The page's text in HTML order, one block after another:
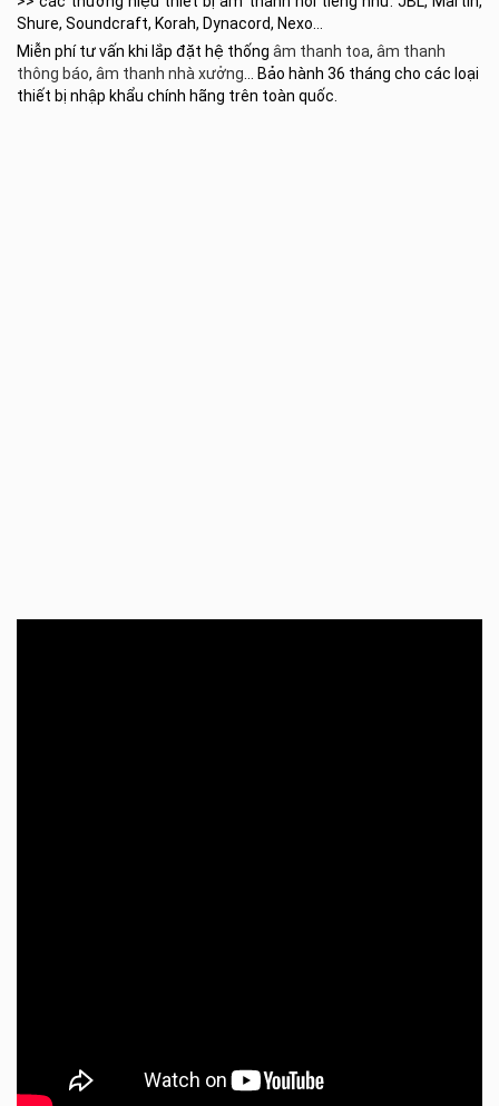
Shure, Soundcraft, Korah, Dynacord, Nexo…
Miễn phí tư vấn khi lắp đặt hệ thống âm thanh toa, âm thanh
thông báo, âm thanh nhà xưởng … Bảo hành 36 tháng cho các loại
thiết bị nhập khẩu chính hãng trên toàn quốc.